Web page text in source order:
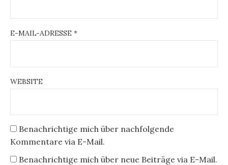
E-MAIL-ADRESSE *
WEBSITE
Benachrichtige mich über nachfolgende
Kommentare via E-Mail.
Benachrichtige mich über neue Beiträge via E-Mail.